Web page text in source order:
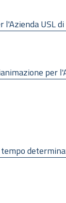
l'Azienda USL
per